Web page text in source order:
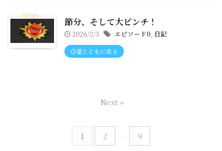
節分、そして大ピンチ！
2026/2/3 エピソード0, 日記
◎星とともに走る
1 2 … 9
Next »